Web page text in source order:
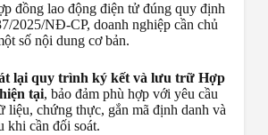
đồng lao động điện tử đúng quy định
2025/NĐ-CP, doanh nghiệp cần chủ
số nội dung cơ bản.
lại quy trình ký kết và lưu trữ Hợp
tại, bảo đảm phù hợp với yêu cầu
liệu, chứng thực, gắn mã định danh và
khi cần đối soát.